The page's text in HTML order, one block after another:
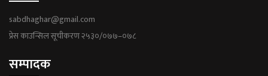
sabdhaghar@gmail.com
प्रेस काउन्सिल सूचीकरण २५३०/०७७–०७८
सम्पादक